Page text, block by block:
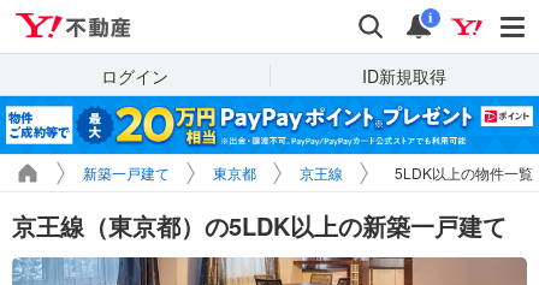
検索 通知
i
ログイン ID新規取得
新築一戸建て 東京都 京王線 5LDK以上の物件一覧
京王線（東京都）の5LDK以上の新築一戸建て